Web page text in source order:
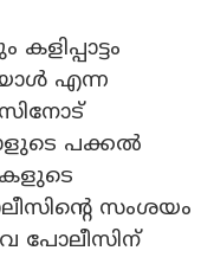
എന്ന
പക്കൽ
സംശയം
പോലീസിന്